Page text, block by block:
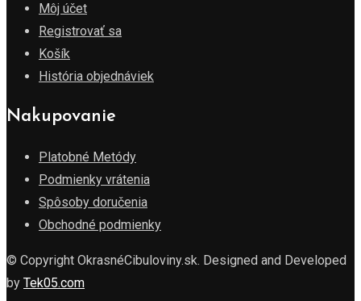
Môj účet
Registrovať sa
Košík
História objednáviek
Nakupovanie
Platobné Metódy
Podmienky vrátenia
Spôsoby doručenia
Obchodné podmienky
© Copyright OkrasnéCibuloviny.sk. Designed and Developed
by Tek05.com